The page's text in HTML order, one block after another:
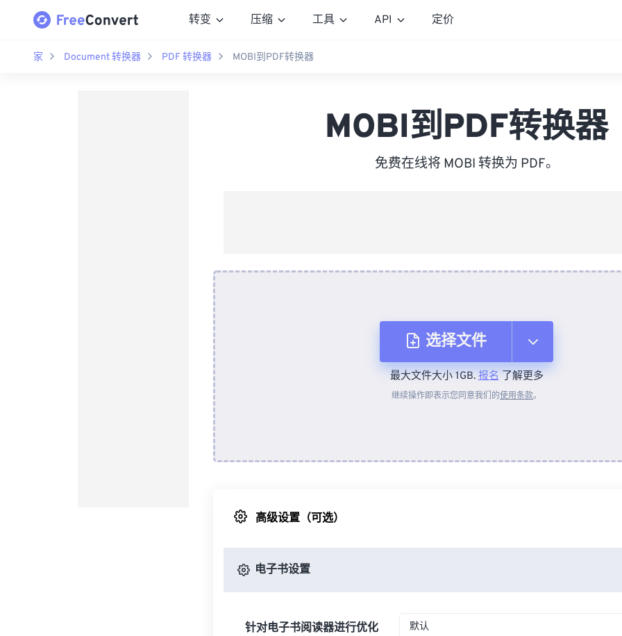
转变 压缩 工具 API 定价
家 Document 转换器 PDF 转换器 MOBI到PDF转换器
MOBI到PDF转换器
免费在线将 MOBI 转换为 PDF。
选择文件
从设备
最大文件大小 1GB.报名了解更多
继续操作即表示您同意我们的使用条款。
高级设置（可选）
电子书设置
针对电子书阅读器进行优化 默认